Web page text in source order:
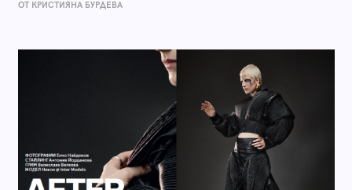
ОТ КРИСТИЯНА БУРДЕВА